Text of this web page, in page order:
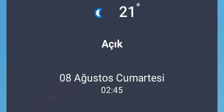
21 °
Açık
08 Ağustos Cumartesi
02:45